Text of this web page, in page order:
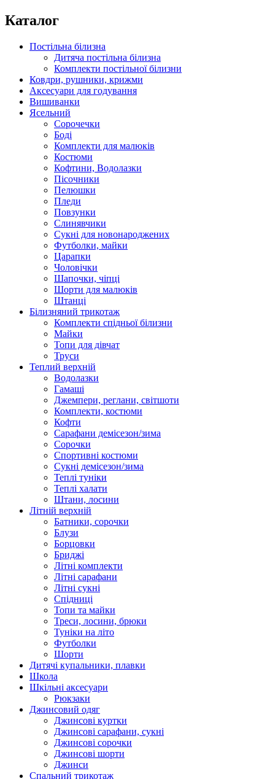
Каталог
Постільна білизна
Дитяча постільна білизна
Комплекти постільної білизни
Ковдри, рушники, крижми
Аксесуари для годування
Вишиванки
Ясельний
Cорочечки
Боді
Комплекти для малюків
Костюми
Кофтини, Водолазки
Пісочники
Пелюшки
Пледи
Повзунки
Слинявчики
Сукні для новонароджених
Футболки, майки
Царапки
Чоловічки
Шапочки, чіпці
Шорти для малюків
Штанці
Білизняний трикотаж
Комплекти спідньої білизни
Майки
Топи для дівчат
Труси
Теплий верхній
Водолазки
Гамаші
Джемпери, реглани, світшоти
Комплекти, костюми
Кофти
Сарафани демісезон/зима
Сорочки
Спортивні костюми
Сукні демісезон/зима
Теплі туніки
Теплі халати
Штани, лосини
Літній верхній
Батники, сорочки
Блузи
Борцовки
Бриджі
Літні комплекти
Літні сарафани
Літні сукні
Спідниці
Топи та майки
Треси, лосини, брюки
Туніки на літо
Футболки
Шорти
Дитячі купальники, плавки
Школа
Шкільні аксесуари
Рюкзаки
Джинсовий одяг
Джинсові куртки
Джинсові сарафани, сукні
Джинсові сорочки
Джинсові шорти
Джинси
Спальний трикотаж